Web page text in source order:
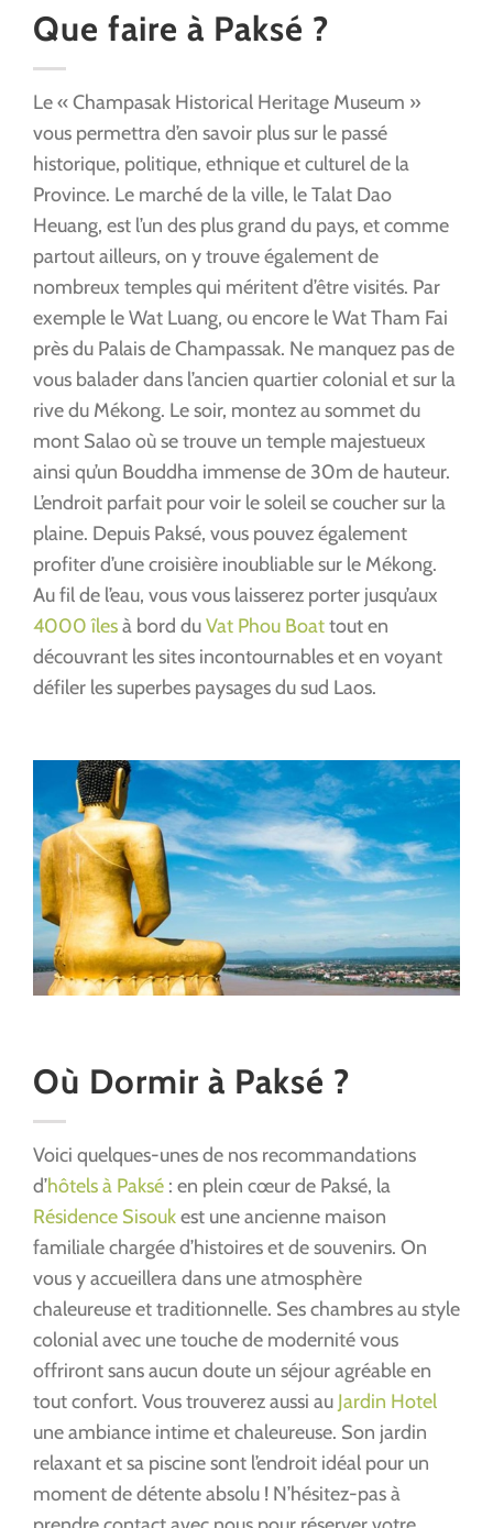
Que faire à Paksé ?
Le « Champasak Historical Heritage Museum »
vous permettra d’en savoir plus sur le passé
historique, politique, ethnique et culturel de la
Province. Le marché de la ville, le Talat Dao
Heuang, est l’un des plus grand du pays, et comme
partout ailleurs, on y trouve également de
nombreux temples qui méritent d’être visités. Par
exemple le Wat Luang, ou encore le Wat Tham Fai
près du Palais de Champassak. Ne manquez pas de
vous balader dans l’ancien quartier colonial et sur la
rive du Mékong. Le soir, montez au sommet du
mont Salao où se trouve un temple majestueux
ainsi qu’un Bouddha immense de 30m de hauteur.
L’endroit parfait pour voir le soleil se coucher sur la
plaine. Depuis Paksé, vous pouvez également
profiter d’une croisière inoubliable sur le Mékong.
Au fil de l’eau, vous vous laisserez porter jusqu’aux
4000 îlesà bord duVat Phou Boattout en
découvrant les sites incontournables et en voyant
défiler les superbes paysages du sud Laos.
Où Dormir à Paksé ?
Voici quelques-unes de nos recommandations
d’hôtels à Paksé : en plein cœur de Paksé, la
Résidence Sisoukest une ancienne maison
familiale chargée d’histoires et de souvenirs. On
vous y accueillera dans une atmosphère
chaleureuse et traditionnelle. Ses chambres au style
colonial avec une touche de modernité vous
offriront sans aucun doute un séjour agréable en
tout confort. Vous trouverez aussi au Jardin Hotel
une ambiance intime et chaleureuse. Son jardin
relaxant et sa piscine sont l’endroit idéal pour un
moment de détente absolu ! N’hésitez-pas à